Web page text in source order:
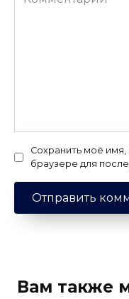
Сохранить моё имя,
браузере для
Вам также